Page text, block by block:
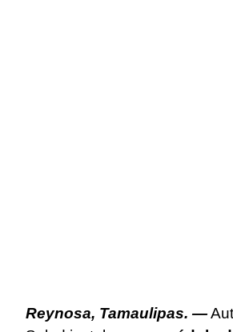
Reynosa, Tamaulipas. —